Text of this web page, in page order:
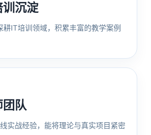
沉淀
耕IT培训领域，积累丰富的教学案例
团队
实战经验，能将理论与真实项目紧密